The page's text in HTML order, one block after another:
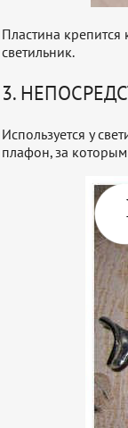
Пластина крепится
светильник.
3.
Используется у
плафон, за